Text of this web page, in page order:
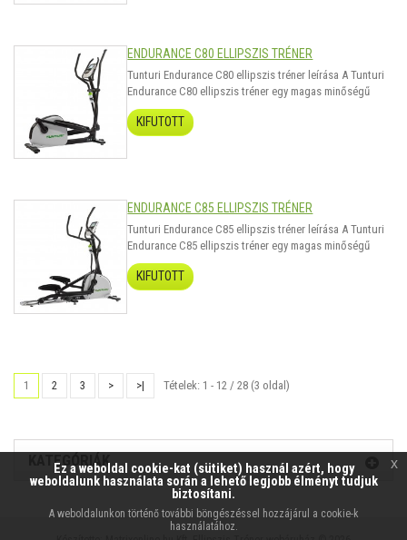
Sportos kijelzővel és bruttó kb 8-10kg-os lendkerékkel
ENDURANCE C80 ELLIPSZIS TRÉNER
Tunturi Endurance C80 ellipszis tréner leírása A Tunturi
Endurance C80 ellipszis tréner egy magas minőségű
ellipszis, mely otthoni professzionális használatra
alkalmas. Extra nagy 150kg-os teherbírással rendelkezik,
melyhez egy kb 12-14kg-os lendítőkerék és 32kg-os
KIFUTOTT
ENDURANCE C85 ELLIPSZIS TRÉNER
Tunturi Endurance C85 ellipszis tréner leírása A Tunturi
Endurance C85 ellipszis tréner egy magas minőségű
ellipszis, mely otthoni és félprofesszionális használatra
is alkalmas. Extra nagy 150kg-os teherbírással
rendelkezik, melyhez egy kb 10-12kg-os lendítőkerék és
KIFUTOTT
1 2 3 > >| Tételek: 1 - 12 / 28 (3 oldal)
KATEGÓRIÁK
Ez a weboldal cookie-kat (sütiket) használ azért, hogy
weboldalunk használata során a lehető legjobb élményt tudjuk
biztosítani.
A weboldalunkon történő további böngészéssel hozzájárul a cookie-k
használatához.
x